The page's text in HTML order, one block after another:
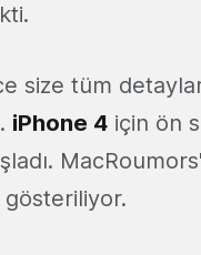
size tüm
iPhone 4 için ön